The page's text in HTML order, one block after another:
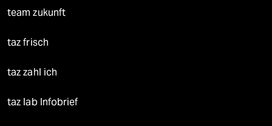
team zukunft
taz frisch
taz zahl ich
taz lab Infobrief